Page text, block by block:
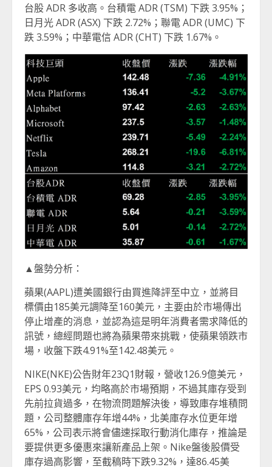
台股 ADR 多收高。台積電 ADR (TSM) 下跌 3.95%；
日月光 ADR (ASX) 下跌 2.72%；聯電 ADR (UMC) 下
跌 3.59%；中華電信 ADR (CHT) 下跌 1.67%。
▲盤勢分析：
蘋果(AAPL)遭美國銀行由買進降評至中立，並將目
標價由185美元調降至160美元，主要由於市場傳出
停止增產的消息，並認為這是明年消費者需求降低的
訊號，總經問題也將為蘋果帶來挑戰，使蘋果領跌市
場，收盤下跌4.91%至142.48美元。
NIKE(NKE)公告財年23Q1財報，營收126.9億美元，
EPS 0.93美元，均略高於市場預期，不過其庫存受到
先前拉貨過多，在物流問題解決後，導致庫存堆積問
題，公司整體庫存年增44%，北美庫存水位更年增
65%，公司表示將會儘速採取行動消化庫存，推論是
要提供更多優惠來讓新產品上架。Nike盤後股價受
庫存過高影響，至截稿時下跌9.32%，達86.45美